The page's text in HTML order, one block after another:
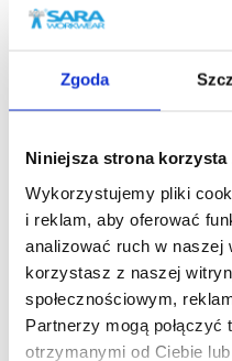
Zgoda
Niniejsza strona
Wykorzystujemy pliki
i reklam, aby oferować
analizować ruch w naszej
korzystasz z naszej
społecznościowym,
Partnerzy mogą
otrzymanymi od Ciebie
160,06 zł